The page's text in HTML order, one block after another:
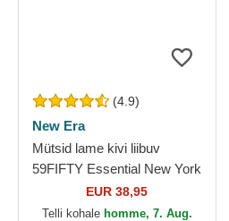
(4.9)
New Era
Mütsid lame kivi liibuv
59FIFTY Essential New York
Yankees MLB New Era
EUR 38,95
Telli kohale homme, 7. Aug.